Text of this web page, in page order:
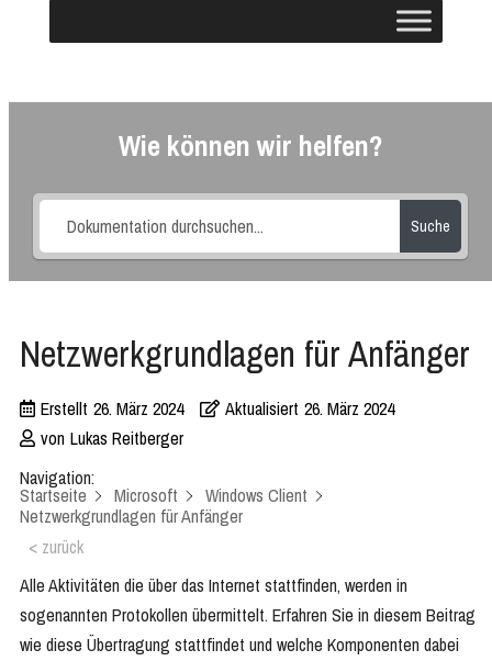
Wie können wir helfen?
Suche
Netzwerkgrundlagen für Anfänger
Erstellt 26. März 2024 Aktualisiert 26. März 2024
von Lukas Reitberger
Navigation:
Startseite Microsoft
Windows Client
Netzwerkgrundlagen für Anfänger
< zurück
Alle Aktivitäten die über das Internet stattfinden, werden in
sogenannten Protokollen übermittelt. Erfahren Sie in diesem Beitrag
wie diese Übertragung stattfindet und welche Komponenten dabei